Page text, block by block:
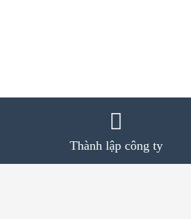
Thành lập công ty